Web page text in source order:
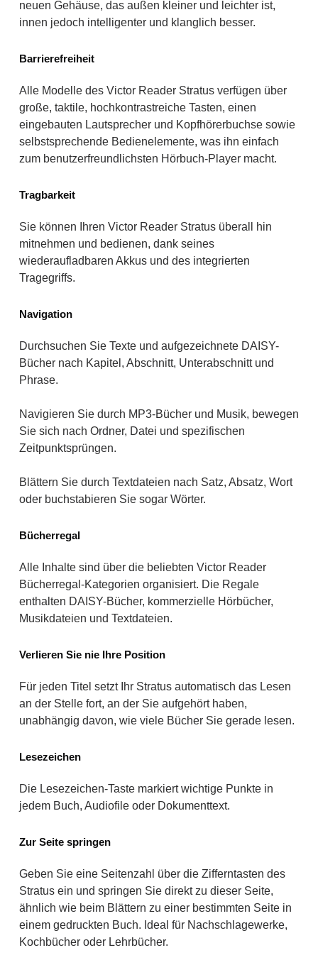
neuen Gehäuse, das außen kleiner und leichter ist,
innen jedoch intelligenter und klanglich besser.
Barrierefreiheit
Alle Modelle des Victor Reader Stratus verfügen über
große, taktile, hochkontrastreiche Tasten, einen
eingebauten Lautsprecher und Kopfhörerbuchse sowie
selbstsprechende Bedienelemente, was ihn einfach
zum benutzerfreundlichsten Hörbuch-Player macht.
Tragbarkeit
Sie können Ihren Victor Reader Stratus überall hin
mitnehmen und bedienen, dank seines
wiederaufladbaren Akkus und des integrierten
Tragegriffs.
Navigation
Durchsuchen Sie Texte und aufgezeichnete DAISY-
Bücher nach Kapitel, Abschnitt, Unterabschnitt und
Phrase.
Navigieren Sie durch MP3-Bücher und Musik, bewegen
Sie sich nach Ordner, Datei und spezifischen
Zeitpunktsprüngen.
Blättern Sie durch Textdateien nach Satz, Absatz, Wort
oder buchstabieren Sie sogar Wörter.
Bücherregal
Alle Inhalte sind über die beliebten Victor Reader
Bücherregal-Kategorien organisiert. Die Regale
enthalten DAISY-Bücher, kommerzielle Hörbücher,
Musikdateien und Textdateien.
Verlieren Sie nie Ihre Position
Für jeden Titel setzt Ihr Stratus automatisch das Lesen
an der Stelle fort, an der Sie aufgehört haben,
unabhängig davon, wie viele Bücher Sie gerade lesen.
Lesezeichen
Die Lesezeichen-Taste markiert wichtige Punkte in
jedem Buch, Audiofile oder Dokumenttext.
Zur Seite springen
Geben Sie eine Seitenzahl über die Zifferntasten des
Stratus ein und springen Sie direkt zu dieser Seite,
ähnlich wie beim Blättern zu einer bestimmten Seite in
einem gedruckten Buch. Ideal für Nachschlagewerke,
Kochbücher oder Lehrbücher.